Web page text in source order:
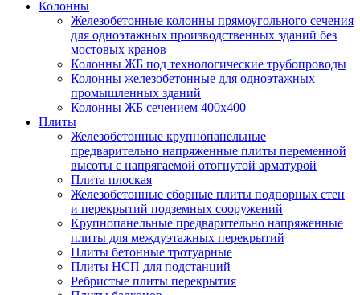
Колонны
Железобетонные колонны прямоугольного сечения
для одноэтажных производственных зданий без
мостовых кранов
Колонны ЖБ под технологические трубопроводы
Колонны железобетонные для одноэтажных
промышленных зданий
Колонны ЖБ сечением 400х400
Плиты
Железобетонные крупнопанельные
предварительно напряженные плиты переменной
высоты с напрягаемой отогнутой арматурой
Плита плоская
Железобетонные сборные плиты подпорных стен
и перекрытий подземных сооружений
Крупнопанельные предварительно напряженные
плиты для междуэтажных перекрытий
Плиты бетонные тротуарные
Плиты НСП для подстанций
Ребристые плиты перекрытия